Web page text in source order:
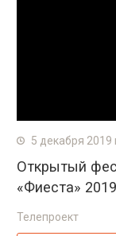
5 декабря 2019
Открытый
«Фиеста» 2019
Телепроект